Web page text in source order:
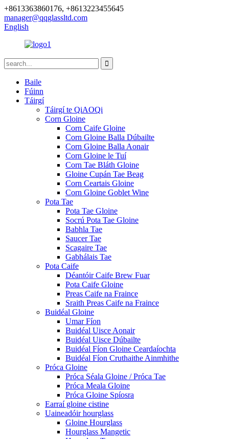
+8613363860176, +8613223455645
manager@qqglassltd.com
English
Baile
Fúinn
Táirgí
Táirgí te QiAOQi
Corn Gloine
Corn Caife Gloine
Corn Gloine Balla Dúbailte
Corn Gloine Balla Aonair
Corn Gloine le Tuí
Corn Tae Bláth Gloine
Gloine Cupán Tae Beag
Corn Ceartais Gloine
Corn Gloine Goblet Wine
Pota Tae
Pota Tae Gloine
Socrú Pota Tae Gloine
Babhla Tae
Saucer Tae
Scagaire Tae
Gabhálais Tae
Pota Caife
Déantóir Caife Brew Fuar
Pota Caife Gloine
Preas Caife na Fraince
Sraith Preas Caife na Fraince
Buidéal Gloine
Umar Fíon
Buidéal Uisce Aonair
Buidéal Uisce Dúbailte
Buidéal Fíon Gloine Ceardaíochta
Buidéal Fíon Cruthaithe Ainmhithe
Próca Gloine
Próca Séala Gloine / Próca Tae
Próca Meala Gloine
Próca Gloine Spíosra
Earraí gloine cistine
Uaineadóir hourglass
Gloine Hourglass
Hourglass Mangetic